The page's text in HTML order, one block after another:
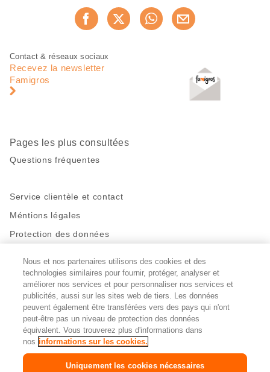
Recommander maintenant
Pied
page
Navigation
pied
Contact & réseaux sociaux
Recevez la newsletter
Famigros
Pages les plus consultées
Questions fréquentes
Service clientèle et contact
Méntions légales
Protection des données
Restez en contact!
Facebook
http://twitter.com/migros
https://www.youtube.com/user/
PinterestInstagram
Paramètres des cookies
FR IT
Nous et nos partenaires utilisons des cookies et des
technologies similaires pour fournir, protéger, analyser et
améliorer nos services et pour personnaliser nos services et
publicités, aussi sur les sites web de tiers. Les données
peuvent également être transférées vers des pays qui n'ont
peut-être pas un niveau de protection des données
équivalent. Vous trouverez plus d'informations dans
nos informations sur les cookies.
Uniquement les cookies nécessaires